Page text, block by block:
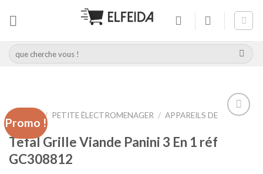
Recherche
pour :
Promo !
/ PETITE ÈLECTROMENAGER / APPAREILS DE
CUISSON
Tefal Grille Viande Panini 3 En 1 réf
GC308812